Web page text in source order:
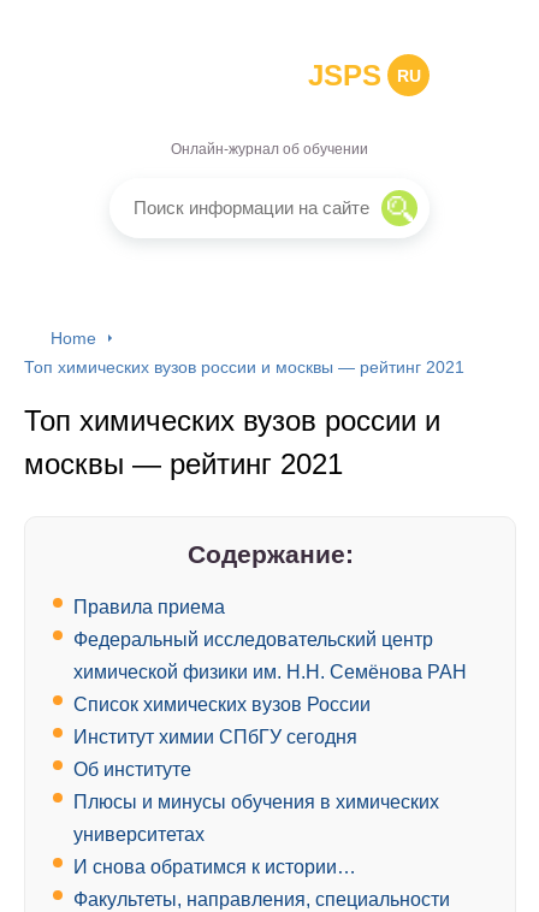
JSPS RU
Онлайн-журнал об обучении
Home
Топ химических вузов россии и москвы — рейтинг 2021
Топ химических вузов россии и
москвы — рейтинг 2021
Содержание:
Правила приема
Федеральный исследовательский центр
химической физики им. Н.Н. Семёнова РАН
Список химических вузов России
Институт химии СПбГУ сегодня
Об институте
Плюсы и минусы обучения в химических
университетах
И снова обратимся к истории…
Факультеты, направления, специальности